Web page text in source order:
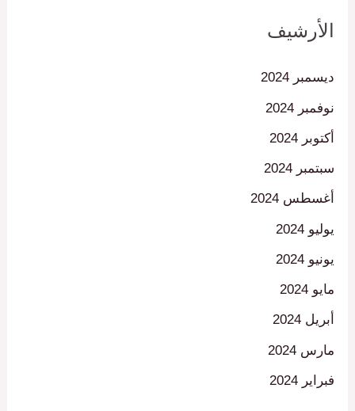
الأرشيف
ديسمبر 2024
نوفمبر 2024
أكتوبر 2024
سبتمبر 2024
أغسطس 2024
يوليو 2024
يونيو 2024
مايو 2024
أبريل 2024
مارس 2024
فبراير 2024